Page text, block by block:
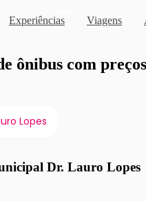
Experiências Viagens
promoção
ônibus com
Lopes
Dr. Lauro Lopes